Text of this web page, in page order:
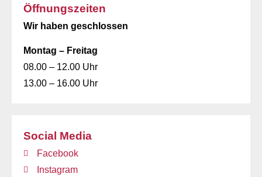
Öffnungszeiten
Wir haben geschlossen
Montag – Freitag
08.00 – 12.00 Uhr
13.00 – 16.00 Uhr
Social Media
Facebook
Instagram